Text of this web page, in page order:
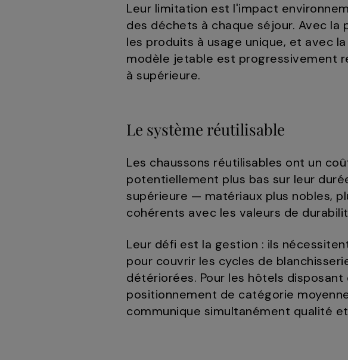
Leur limitation est l'impact
des déchets à chaque séjour. Avec
les produits à usage unique, et avec
modèle jetable est progressivement
à supérieure.
Le système réutilisable
Les chaussons réutilisables ont un
potentiellement plus bas sur leur
supérieure — matériaux plus nobles,
cohérents avec les valeurs de
Leur défi est la gestion : ils
pour couvrir les cycles de
détériorées. Pour les hôtels
positionnement de catégorie
communique simultanément qualité